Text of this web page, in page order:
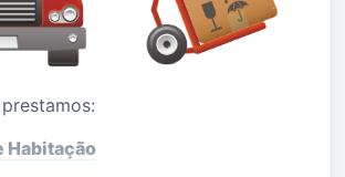
Habitação